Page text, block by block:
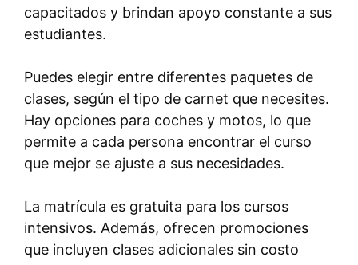
capacitados y brindan apoyo constante a sus
estudiantes.
Puedes elegir entre diferentes paquetes de
clases, según el tipo de carnet que necesites.
Hay opciones para coches y motos, lo que
permite a cada persona encontrar el curso
que mejor se ajuste a sus necesidades.
La matrícula es gratuita para los cursos
intensivos. Además, ofrecen promociones
que incluyen clases adicionales sin costo